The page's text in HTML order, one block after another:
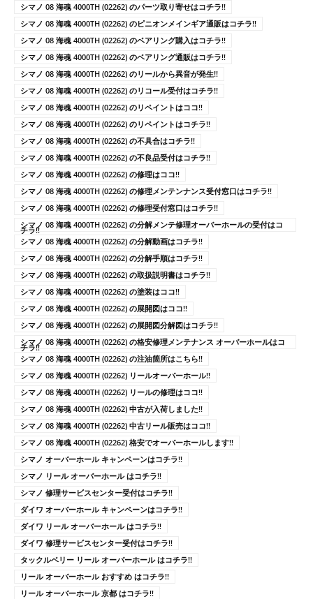
シマノ 08 海魂 4000TH (02262) のパーツ取り寄せはコチラ!!
シマノ 08 海魂 4000TH (02262) のピニオンメインギア通販はコチラ!!
シマノ 08 海魂 4000TH (02262) のベアリング購入はコチラ!!
シマノ 08 海魂 4000TH (02262) のベアリング通販はコチラ!!
シマノ 08 海魂 4000TH (02262) のリールから異音が発生!!
シマノ 08 海魂 4000TH (02262) のリコール受付はコチラ!!
シマノ 08 海魂 4000TH (02262) のリペイントはココ!!
シマノ 08 海魂 4000TH (02262) のリペイントはコチラ!!
シマノ 08 海魂 4000TH (02262) の不具合はコチラ!!
シマノ 08 海魂 4000TH (02262) の不良品受付はコチラ!!
シマノ 08 海魂 4000TH (02262) の修理はココ!!
シマノ 08 海魂 4000TH (02262) の修理メンテンナンス受付窓口はコチラ!!
シマノ 08 海魂 4000TH (02262) の修理受付窓口はコチラ!!
シマノ 08 海魂 4000TH (02262) の分解メンテ修理オーバーホールの受付はコ
チラ!!
シマノ 08 海魂 4000TH (02262) の分解動画はコチラ!!
シマノ 08 海魂 4000TH (02262) の分解手順はコチラ!!
シマノ 08 海魂 4000TH (02262) の取扱説明書はコチラ!!
シマノ 08 海魂 4000TH (02262) の塗装はココ!!
シマノ 08 海魂 4000TH (02262) の展開図はココ!!
シマノ 08 海魂 4000TH (02262) の展開図分解図はコチラ!!
シマノ 08 海魂 4000TH (02262) の格安修理メンテナンス オーバーホールはコ
チラ!!
シマノ 08 海魂 4000TH (02262) の注油箇所はこちら!!
シマノ 08 海魂 4000TH (02262) リールオーバーホール!!
シマノ 08 海魂 4000TH (02262) リールの修理はココ!!
シマノ 08 海魂 4000TH (02262) 中古が入荷しました!!
シマノ 08 海魂 4000TH (02262) 中古リール販売はココ!!
シマノ 08 海魂 4000TH (02262) 格安でオーバーホールします!!
シマノ オーバーホール キャンペーンはコチラ!!
シマノ リール オーバーホール はコチラ!!
シマノ 修理サービスセンター受付はコチラ!!
ダイワ オーバーホール キャンペーンはコチラ!!
ダイワ リール オーバーホール はコチラ!!
ダイワ 修理サービスセンター受付はコチラ!!
タックルベリー リール オーバーホール はコチラ!!
リール オーバーホール おすすめ はコチラ!!
リール オーバーホール 京都 はコチラ!!